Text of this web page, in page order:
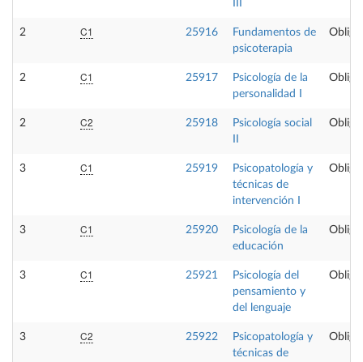
2 C1 25916
Fundamentos de
psicoterapia
2 C1 25917
Psicología de la
personalidad I
2 C2 25918
Psicología social
3 C1 25919
Psicopatología y
técnicas de
intervención I
3 C1 25920
Psicología de la
educación
3 C1 25921
Psicología del
pensamiento y
del lenguaje
3 C2 25922
Psicopatología y
técnicas de